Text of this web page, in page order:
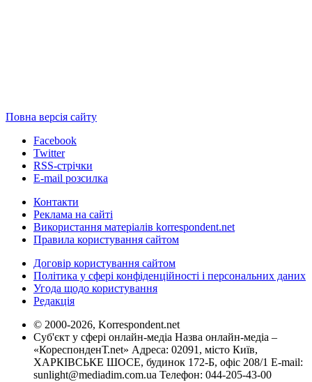
Повна версія сайту
Facebook
Twitter
RSS-стрічки
E-mail розсилка
Контакти
Реклама на сайті
Використання матеріалів korrespondent.net
Правила користування сайтом
Договір користування сайтом
Політика у сфері конфіденційності і персональних даних
Угода щодо користування
Редакція
© 2000-2026, Korrespondent.net
Суб'єкт у сфері онлайн-медіа Назва онлайн-медіа –
«КореспонденТ.net» Адреса: 02091, місто Київ,
ХАРКІВСЬКЕ ШОСЕ, будинок 172-Б, офіс 208/1 E-mail:
sunlight@mediadim.com.ua Телефон: 044-205-43-00